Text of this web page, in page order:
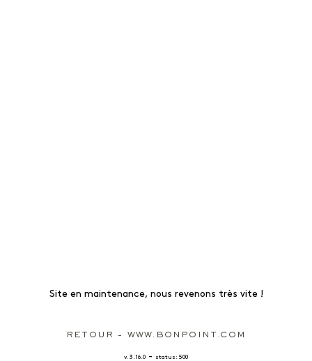
Site en maintenance, nous revenons très vite !
RETOUR - WWW.BONPOINT.COM
v. 3.16.0 - status: 500